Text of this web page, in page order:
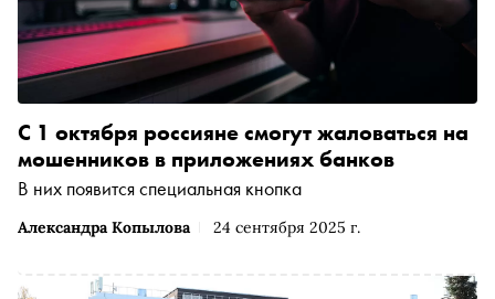
Александра Копылова 24 сентября 2025 г.
С 1 октября россияне смогут жаловаться на
мошенников в приложениях банков
В них появится специальная кнопка